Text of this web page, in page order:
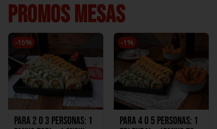
PROMOS MESAS
-15%
Para 2 o 3 personas: 1
-1 %
Para 4 o 5 personas: 1